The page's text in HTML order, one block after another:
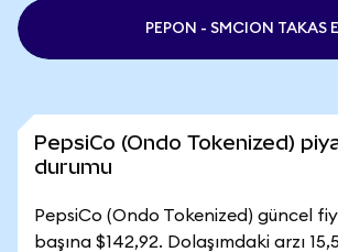
PEPON - SMCION TAKAS
PepsiCo (Ondo Tokenized)
durumu
PepsiCo (Ondo Tokenized) güncel
başına $142,92. Dolaşımdaki arzı